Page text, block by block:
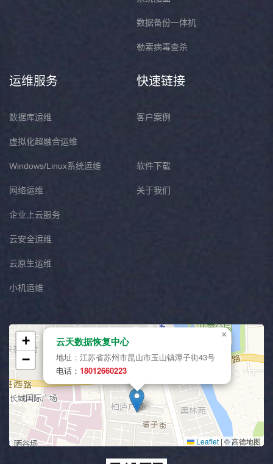
数据备份一体机
勒索病毒查杀
运维服务
数据库运维
虚拟化超融合运维
Windows/Linux系统运维
网络运维
企业上云服务
云安全运维
云原生运维
小机运维
快速链接
客户案例
软件下载
关于我们